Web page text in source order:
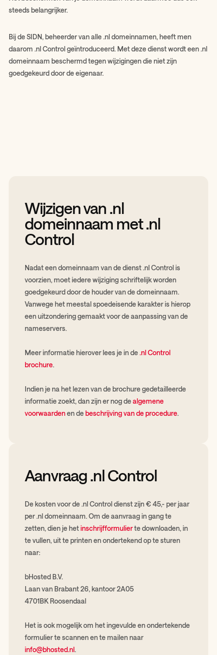
steeds belangrijker.
Bij de SIDN, beheerder van alle .nl domeinnamen, heeft men
daarom .nl Control geïntroduceerd. Met deze dienst wordt een .nl
domeinnaam beschermd tegen wijzigingen die niet zijn
goedgekeurd door de eigenaar.
Wijzigen van .nl
domeinnaam met .nl
Control
Nadat een domeinnaam van de dienst .nl Control is
voorzien, moet iedere wijziging schriftelijk worden
goedgekeurd door de houder van de domeinnaam.
Vanwege het meestal spoedeisende karakter is hierop
een uitzondering gemaakt voor de aanpassing van de
nameservers.
Meer informatie hierover lees je in de.nl Control
brochure.
Indien je na het lezen van de brochure gedetailleerde
informatie zoekt, dan zijn er nog dealgemene
voorwaardenen debeschrijving van de procedure.
Aanvraag .nl Control
De kosten voor de .nl Control dienst zijn € 45,- per jaar
per .nl domeinnaam. Om de aanvraag in gang te
zetten, dien je hetinschrijfformulierte downloaden, in
te vullen, uit te printen en ondertekend op te sturen
naar:
bHosted B.V.
Laan van Brabant 26, kantoor 2A05
4701BK Roosendaal
Het is ook mogelijk om het ingevulde en ondertekende
formulier te scannen en te mailen naar
info@bhosted.nl.